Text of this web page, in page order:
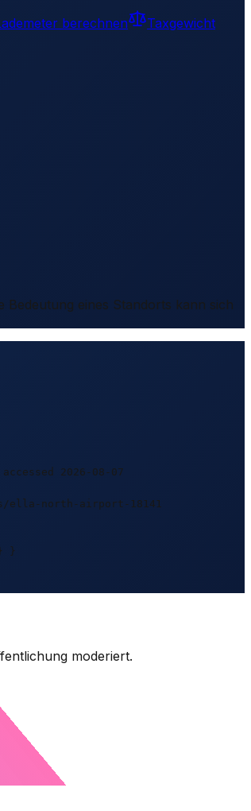
berechnen
Taxgewicht
eines Standorts kann sich
2026-08-07
ella-north-airport-18141
}
moderiert.